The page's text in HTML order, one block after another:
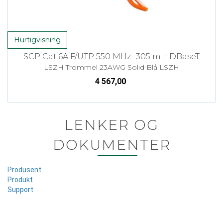
Hurtigvisning
SCP Cat.6A F/UTP 550 MHz- 305 m HDBaseT
LSZH Trommel 23AWG Solid Blå LSZH
4 567,00
LENKER OG
DOKUMENTER
Produsent
Produkt
Support